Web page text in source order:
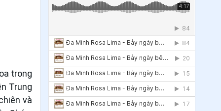
trong
Trung
và
33 .Ngày 29/6 - Thánh Phaolô Tông
đồ
34 .Ngày 28/6 - Thánh Irênê
35 .Ngày 27/6 Thánh Tô-ma Toán